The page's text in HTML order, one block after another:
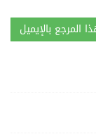
المرجع بالإيميل